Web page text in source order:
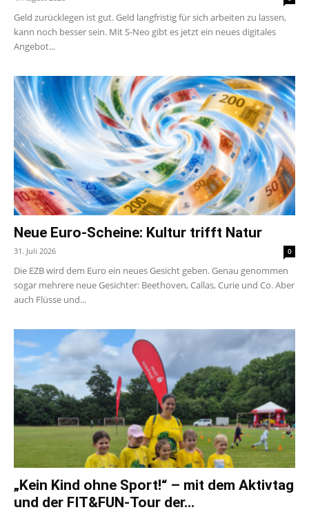
Geld zurücklegen ist gut. Geld langfristig für sich arbeiten zu lassen,
kann noch besser sein. Mit S-Neo gibt es jetzt ein neues digitales
Angebot...
Neue Euro-Scheine: Kultur trifft Natur
31. Juli 2026 0
Die EZB wird dem Euro ein neues Gesicht geben. Genau genommen
sogar mehrere neue Gesichter: Beethoven, Callas, Curie und Co. Aber
auch Flüsse und...
„Kein Kind ohne Sport!“ – mit dem Aktivtag
und der FIT&FUN-Tour der...